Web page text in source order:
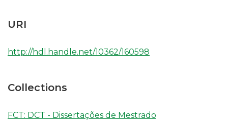
URI
http://hdl.handle.net/10362/160598
Collections
FCT: DCT - Dissertações de Mestrado